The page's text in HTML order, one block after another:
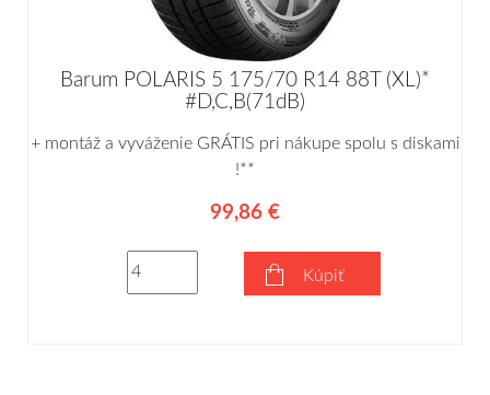
Barum POLARIS 5 175/70 R14 88T (XL)*
#D,C,B(71dB)
+ montáž a vyváženie GRÁTIS pri nákupe spolu s diskami
!**
99,86 €
Kúpiť